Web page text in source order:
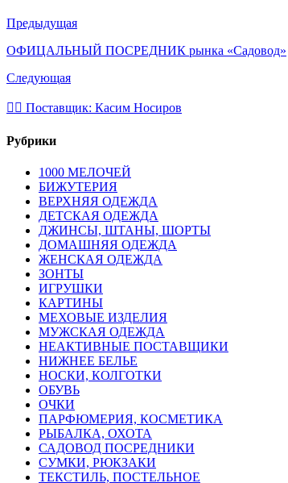
Предыдущая
ОФИЦАЛЬНЫЙ ПОСРЕДНИК рынка «Садовод»
Следующая
💁‍♂ Поставщик: Касим Носиров
Рубрики
1000 МЕЛОЧЕЙ
БИЖУТЕРИЯ
ВЕРХНЯЯ ОДЕЖДА
ДЕТСКАЯ ОДЕЖДА
ДЖИНСЫ, ШТАНЫ, ШОРТЫ
ДОМАШНЯЯ ОДЕЖДА
ЖЕНСКАЯ ОДЕЖДА
ЗОНТЫ
ИГРУШКИ
КАРТИНЫ
МЕХОВЫЕ ИЗДЕЛИЯ
МУЖСКАЯ ОДЕЖДА
НЕАКТИВНЫЕ ПОСТАВЩИКИ
НИЖНЕЕ БЕЛЬЕ
НОСКИ, КОЛГОТКИ
ОБУВЬ
ОЧКИ
ПАРФЮМЕРИЯ, КОСМЕТИКА
РЫБАЛКА, ОХОТА
САДОВОД ПОСРЕДНИКИ
СУМКИ, РЮКЗАКИ
ТЕКСТИЛЬ, ПОСТЕЛЬНОЕ